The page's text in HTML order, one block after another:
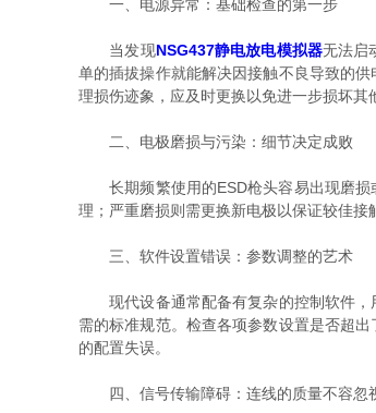
一、电源异常：基础检查的第一步
当发现NSG437静电放电模拟器无法启
单的插拔操作就能解决因接触不良导致的
理损伤迹象，应及时更换以免进一步损坏其
二、电极磨损与污染：细节决定成败
长期频繁使用的ESD枪头容易出现磨损
理；严重磨损则需更换新电极以保证较佳接
三、软件设置错误：参数调整的艺术
现代设备通常配备有复杂的控制软件，
需的标准规范。检查各项参数设置是否超
的配置失误。
四、信号传输障碍：连线的质量不容忽